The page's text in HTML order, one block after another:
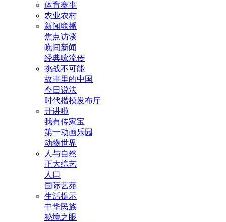
体育赛事
农业农村
新闻联播
焦点访谈
晚间新闻
经典咏流传
挑战不可能
故事里的中国
今日说法
时代楷模发布厅
开讲啦
我有传家宝
第一动画乐园
动物世界
人与自然
正大综艺
人口
国际艺苑
生活提示
中华民族
秘境之眼